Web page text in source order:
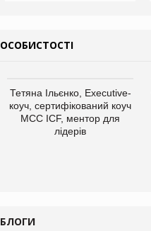
ОСОБИСТОСТІ
Тетяна Ільєнко, Executive-
коуч, сертифікований коуч
МСС ICF, ментор для
лідерів
БЛОГИ